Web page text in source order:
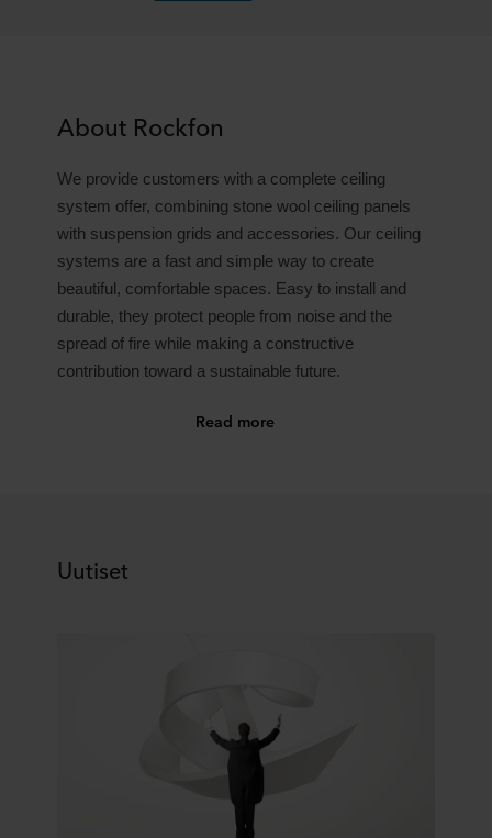
About Rockfon
We provide customers with a complete ceiling
system offer, combining stone wool ceiling panels
with suspension grids and accessories. Our ceiling
systems are a fast and simple way to create
beautiful, comfortable spaces. Easy to install and
durable, they protect people from noise and the
spread of fire while making a constructive
contribution toward a sustainable future.
Read more
Uutiset